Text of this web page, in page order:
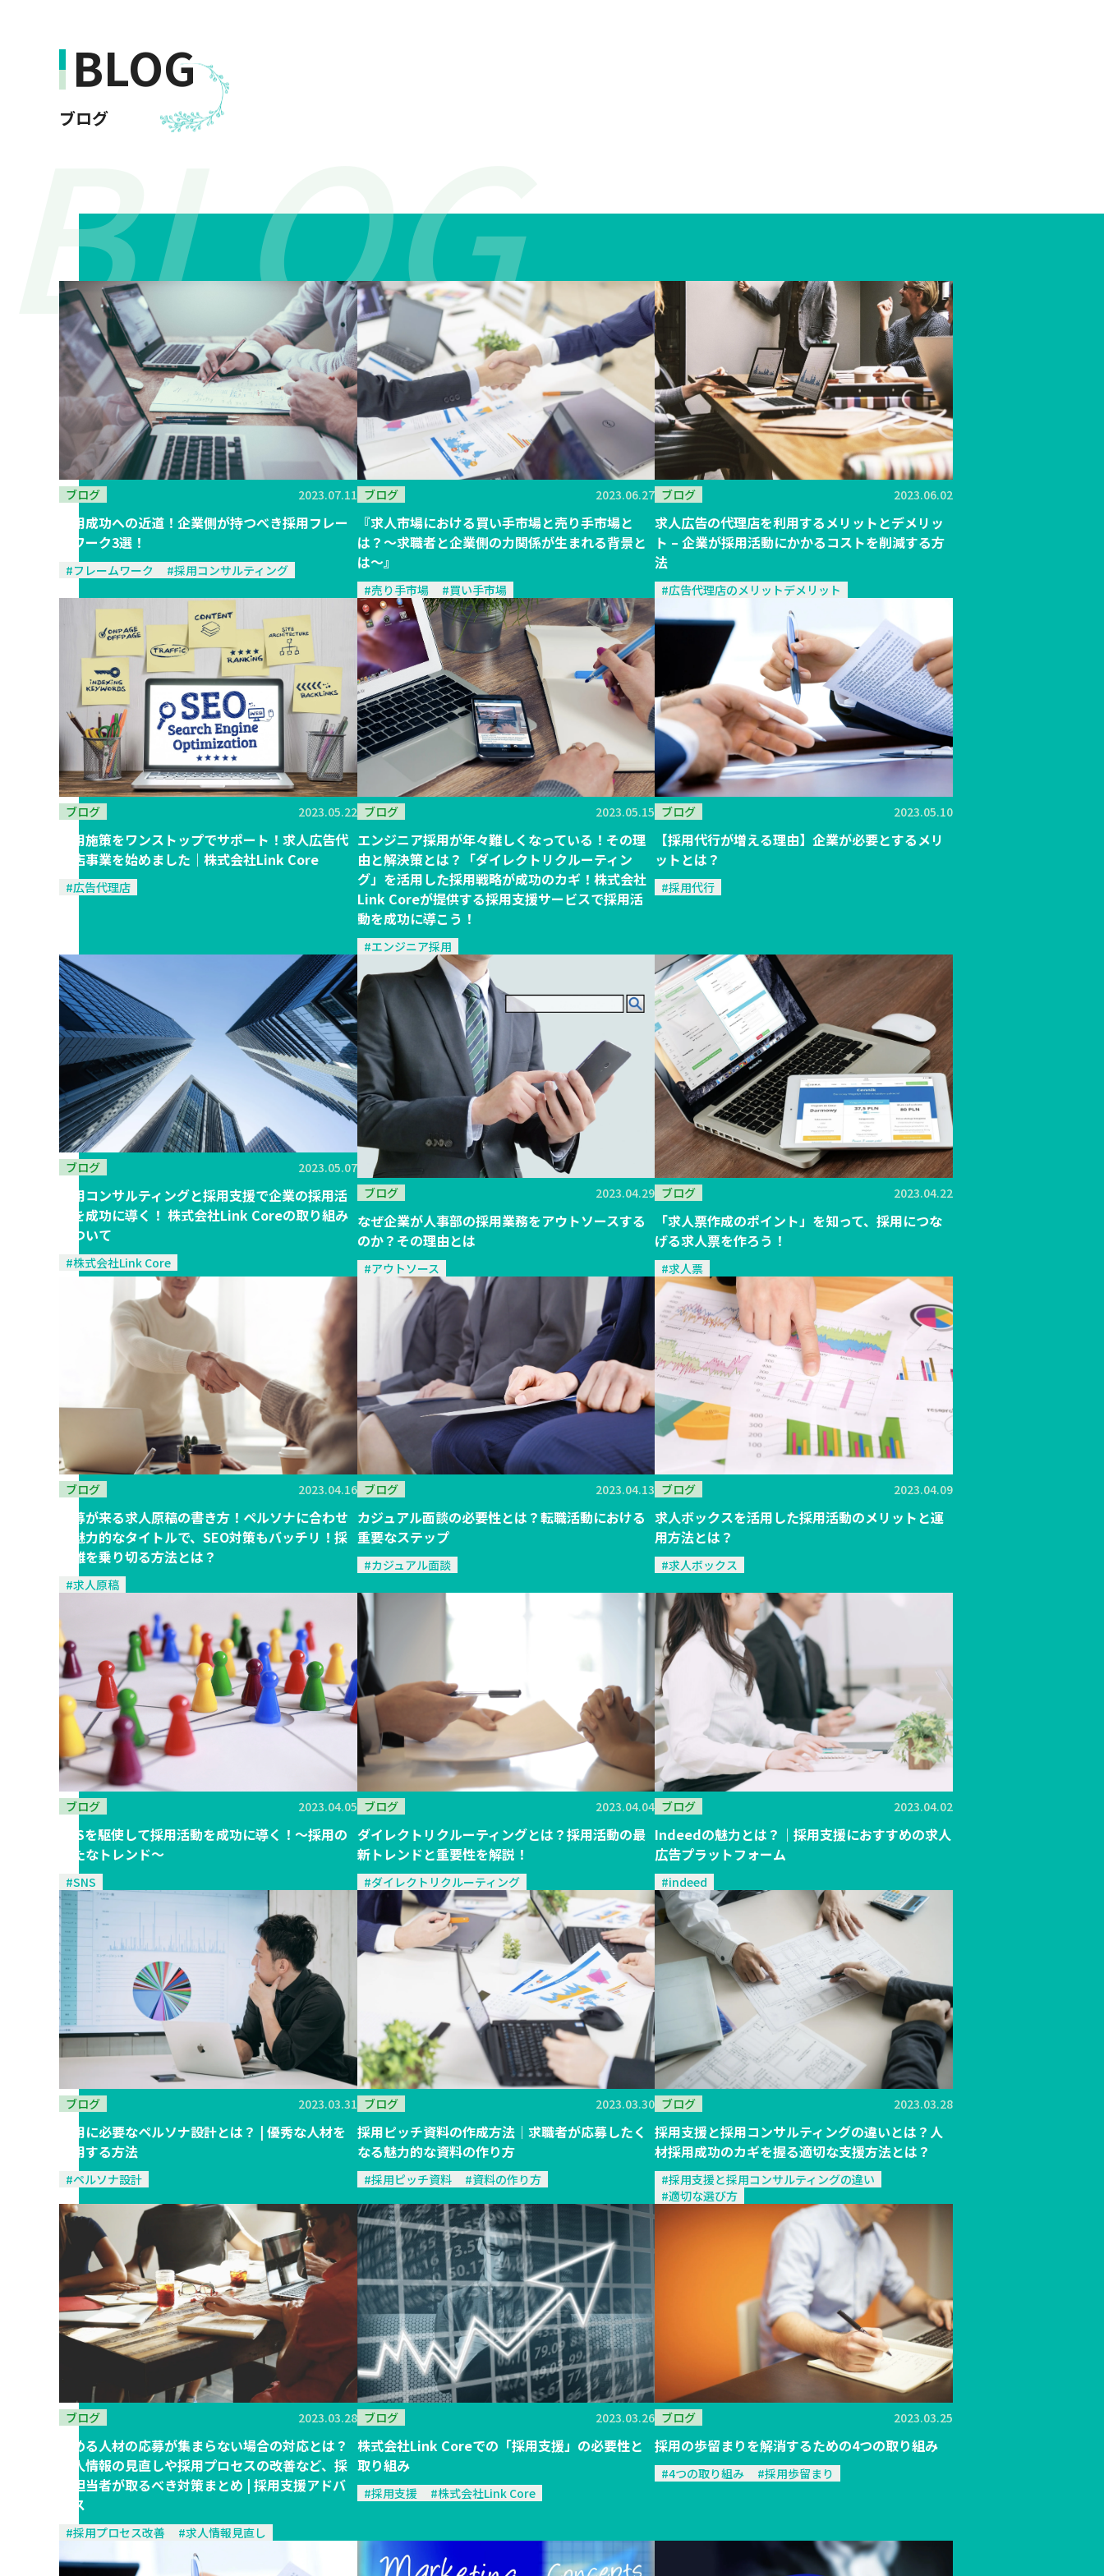
BLOG
ブログ
ブログ 2023.07.11
採用成功への近道！企業側が持つべき採用フレー
ムワーク3選！
#フレームワーク #採用コンサルティング
ブログ 2023.06.27
『求人市場における買い手市場と売り手市場と
は？～求職者と企業側の力関係が生まれる背景と
は～』
#売り手市場 #買い手市場
ブログ 2023.06.02
求人広告の代理店を利用するメリットとデメリッ
ト – 企業が採用活動にかかるコストを削減する方
法
#広告代理店のメリットデメリット
ブログ 2023.05.22
採用施策をワンストップでサポート！求人広告代
理店事業を始めました｜株式会社Link Core
#広告代理店
ブログ 2023.05.15
エンジニア採用が年々難しくなっている！その理
由と解決策とは？「ダイレクトリクルーティン
グ」を活用した採用戦略が成功のカギ！株式会社
Link Coreが提供する採用支援サービスで採用活
動を成功に導こう！
#エンジニア採用
ブログ 2023.05.10
【採用代行が増える理由】企業が必要とするメリ
ットとは？
#採用代行
ブログ 2023.05.07
採用コンサルティングと採用支援で企業の採用活
動を成功に導く！ 株式会社Link Coreの取り組み
について
#株式会社Link Core
ブログ 2023.04.29
なぜ企業が人事部の採用業務をアウトソースする
のか？その理由とは
#アウトソース
ブログ 2023.04.22
「求人票作成のポイント」を知って、採用につな
げる求人票を作ろう！
#求人票
ブログ 2023.04.16
応募が来る求人原稿の書き方！ペルソナに合わせ
た魅力的なタイトルで、SEO対策もバッチリ！採
用難を乗り切る方法とは？
#求人原稿
ブログ 2023.04.13
カジュアル面談の必要性とは？転職活動における
重要なステップ
#カジュアル面談
ブログ 2023.04.09
求人ボックスを活用した採用活動のメリットと運
用方法とは？
#求人ボックス
ブログ 2023.04.05
SNSを駆使して採用活動を成功に導く！〜採用の
新たなトレンド〜
#SNS
ブログ 2023.04.04
ダイレクトリクルーティングとは？採用活動の最
新トレンドと重要性を解説！
#ダイレクトリクルーティング
ブログ 2023.04.02
Indeedの魅力とは？｜採用支援におすすめの求人
広告プラットフォーム
#indeed
ブログ 2023.03.31
採用に必要なペルソナ設計とは？ | 優秀な人材を
採用する方法
#ペルソナ設計
ブログ 2023.03.30
採用ピッチ資料の作成方法｜求職者が応募したく
なる魅力的な資料の作り方
#採用ピッチ資料 #資料の作り方
ブログ 2023.03.28
採用支援と採用コンサルティングの違いとは？人
材採用成功のカギを握る適切な支援方法とは？
#採用支援と採用コンサルティングの違い
#適切な選び方
ブログ 2023.03.28
求める人材の応募が集まらない場合の対応とは？
求人情報の見直しや採用プロセスの改善など、採
用担当者が取るべき対策まとめ | 採用支援アドバ
イス
#採用プロセス改善 #求人情報見直し
ブログ 2023.03.26
株式会社Link Coreでの「採用支援」の必要性と
取り組み
#採用支援 #株式会社Link Core
ブログ 2023.03.25
採用の歩留まりを解消するための4つの取り組み
#4つの取り組み #採用歩留まり